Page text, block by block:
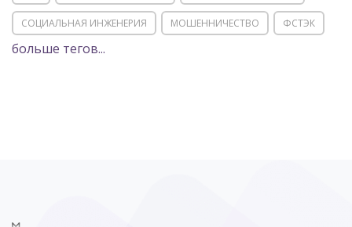
СОЦИАЛЬНАЯ ИНЖЕНЕРИЯ МОШЕННИЧЕСТВО ФСТЭК
POSITIVE TECHNOLOGIES
больше тегов...